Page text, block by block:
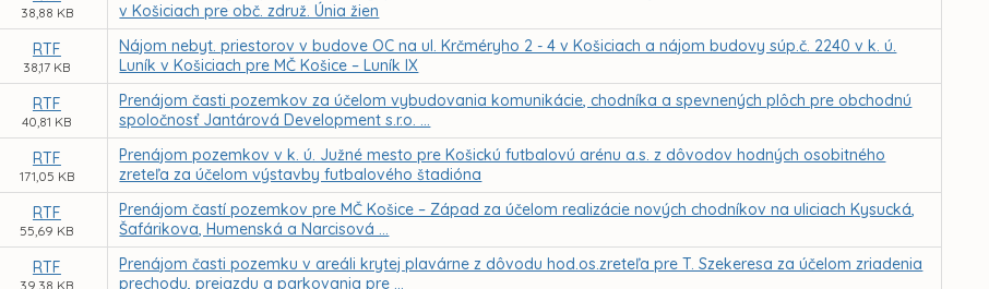
38,88 KB
v Košiciach pre obč. združ. Únia žien
RTF
38,17 KB
Nájom nebyt. priestorov v budove OC na ul. Krčméryho 2 - 4 v Košiciach a nájom budovy súp.č. 2240 v k. ú.
Luník v Košiciach pre MČ Košice – Luník IX
RTF
40,81 KB
Prenájom časti pozemkov za účelom vybudovania komunikácie, chodníka a spevnených plôch pre obchodnú
spoločnosť Jantárová Development s.r.o. ...
RTF
171,05 KB
Prenájom pozemkov v k. ú. Južné mesto pre Košickú futbalovú arénu a.s. z dôvodov hodných osobitného
zreteľa za účelom výstavby futbalového štadióna
RTF
55,69 KB
Prenájom častí pozemkov pre MČ Košice – Západ za účelom realizácie nových chodníkov na uliciach Kysucká,
Šafárikova, Humenská a Narcisová ...
RTF
39,38 KB
Prenájom časti pozemku v areáli krytej plavárne z dôvodu hod.os.zreteľa pre T. Szekeresa za účelom zriadenia
prechodu, prejazdu a parkovania pre ...